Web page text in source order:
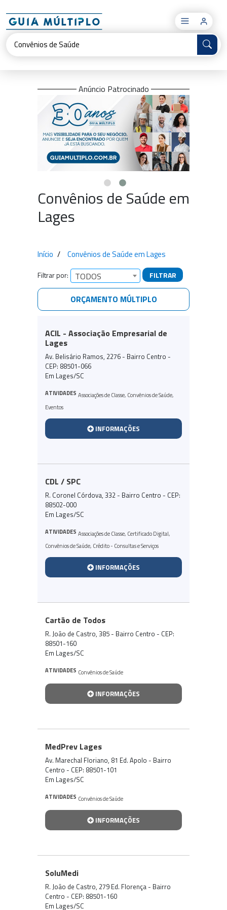
×
Anúncio Patrocinado
Convênios de Saúde em
Lages
Início Convênios de Saúde em Lages
Filtrar por: TODOS FILTRAR
ORÇAMENTO MÚLTIPLO
ACIL - Associação Empresarial de
Lages
Av. Belisário Ramos, 2276 - Bairro Centro -
CEP: 88501-066
Em Lages/SC
ATIVIDADES Associações de Classe, Convênios de Saúde,
Eventos
INFORMAÇÕES
CDL / SPC
R. Coronel Córdova, 332 - Bairro Centro - CEP:
88502-000
Em Lages/SC
ATIVIDADES Associações de Classe, Certificado Digital,
Convênios de Saúde, Crédito - Consultas e Serviços
INFORMAÇÕES
Cartão de Todos
R. João de Castro, 385 - Bairro Centro - CEP:
88501-160
Em Lages/SC
ATIVIDADES Convênios de Saúde
INFORMAÇÕES
MedPrev Lages
Av. Marechal Floriano, 81 Ed. Apolo - Bairro
Centro - CEP: 88501-101
Em Lages/SC
ATIVIDADES Convênios de Saúde
INFORMAÇÕES
SoluMedi
R. João de Castro, 279 Ed. Florença - Bairro
Centro - CEP: 88501-160
Em Lages/SC